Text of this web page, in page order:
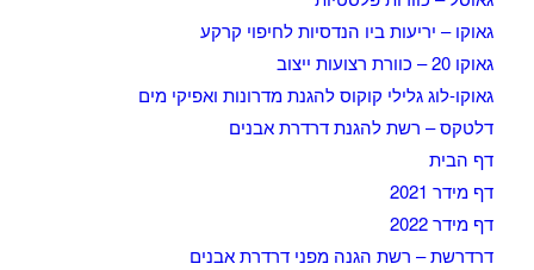
גאוקו – יריעות ביו הנדסיות לחיפוי קרקע
גאוקו 20 – כוורת רצועות ייצוב
גאוקו-לוג גלילי קוקוס להגנת מדרונות ואפיקי מים
דלטקס – רשת להגנת דרדרת אבנים
דף הבית
דף מידר 2021
דף מידר 2022
דרדרשת – רשת הגנה מפני דרדרת אבנים